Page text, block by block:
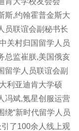
斯,约翰霍普金斯大
员联谊会副秘书长
关村归国留学人员
总监崔朕,美国俄亥
留学人员联谊会副
利亚迪肯大学硕
冯斌,氪星创服运营
绕“新时代留学人员
了100余人线上观